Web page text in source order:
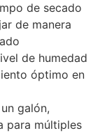
de secado
de manera
de humedad
óptimo en
galón,
para múltiples